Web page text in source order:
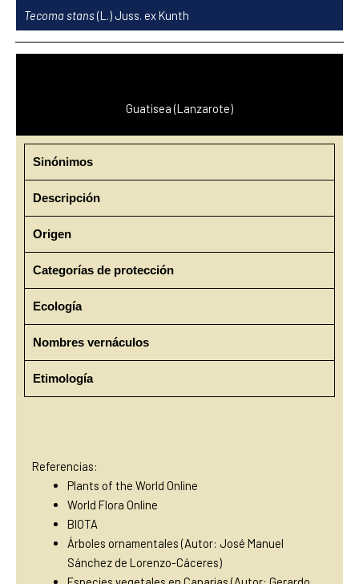
contenido
Tecoma stans(L.) Juss. ex Kunth
Guatisea (Lanzarote)
Sinónimos
Descripción
Origen
Categorías de protección
Ecología
Nombres vernáculos
Etimología
Referencias:
Plants of the World Online
World Flora Online
BIOTA
Árboles ornamentales (Autor: José Manuel
Sánchez de Lorenzo-Cáceres)